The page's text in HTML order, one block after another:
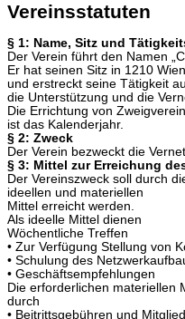
Vereinsstatuten
§ 1: Name, Sitz und
Der Verein führt den Namen
Er hat seinen Sitz in 1210
und erstreckt seine Tätigkeit
die Unterstützung und die
Die Errichtung von
ist das Kalenderjahr.
§ 2: Zweck
Der Verein bezweckt die
§ 3: Mittel zur Erreichung
Der Vereinszweck soll durch
ideellen und materiellen
Mittel erreicht werden.
Als ideelle Mittel dienen
Wöchentliche Treffen
• Zur Verfügung Stellung von
• Schulung des
• Geschäftsempfehlungen
Die erforderlichen materiellen
durch
• Beitrittsgebühren und